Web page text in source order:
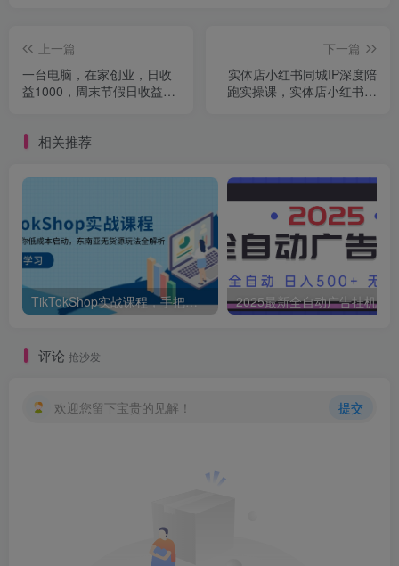
上一篇
一台电脑，在家创业，日收
益1000，周末节假日收益还
下一篇
实体店小红书同城IP深度陪
跑实操课，实体店小红书获
相关推荐
TikTokShop实战课程，手把手教你低成本启动，东南亚无货源玩法全解析
评论 抢沙发
欢迎您留下宝贵的见解！ 提交